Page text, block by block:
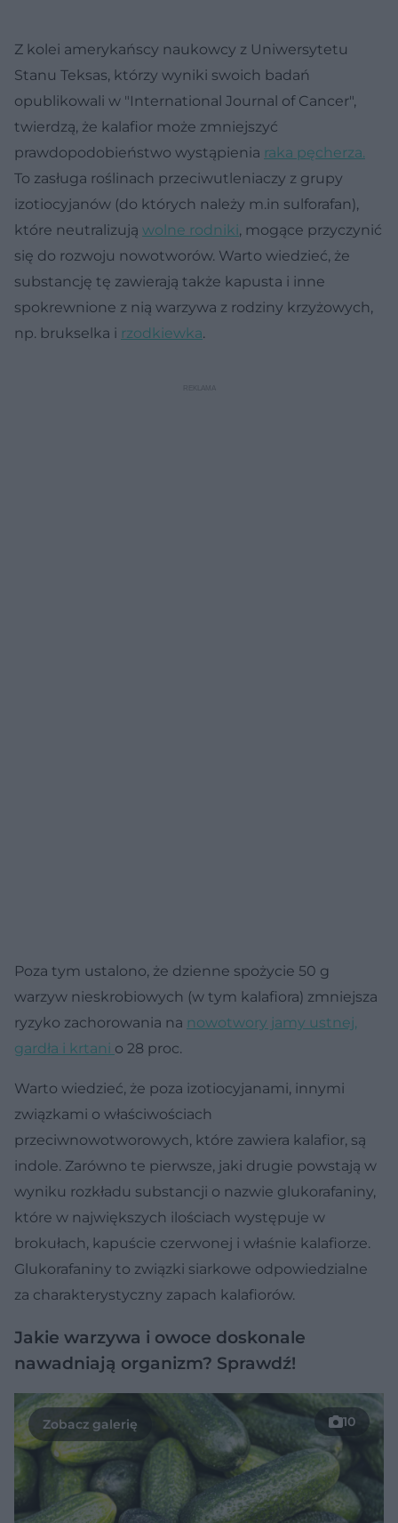
Z kolei amerykańscy naukowcy z Uniwersytetu
Stanu Teksas, którzy wyniki swoich badań
opublikowali w "International Journal of Cancer",
twierdzą, że kalafior może zmniejszyć
prawdopodobieństwo wystąpienia raka pęcherza.
To zasługa roślinach przeciwutleniaczy z grupy
izotiocyjanów (do których należy m.in sulforafan),
które neutralizują wolne rodniki, mogące przyczynić
się do rozwoju nowotworów. Warto wiedzieć, że
substancję tę zawierają także kapusta i inne
spokrewnione z nią warzywa z rodziny krzyżowych,
np. brukselka i rzodkiewka.
Poza tym ustalono, że dzienne spożycie 50 g
warzyw nieskrobiowych (w tym kalafiora) zmniejsza
ryzyko zachorowania na nowotwory jamy ustnej,
gardła i krtani o 28 proc.
Warto wiedzieć, że poza izotiocyjanami, innymi
związkami o właściwościach
przeciwnowotworowych, które zawiera kalafior, są
indole. Zarówno te pierwsze, jaki drugie powstają w
wyniku rozkładu substancji o nazwie glukorafaniny,
które w największych ilościach występuje w
brokułach, kapuście czerwonej i właśnie kalafiorze.
Glukorafaniny to związki siarkowe odpowiedzialne
za charakterystyczny zapach kalafiorów.
Jakie warzywa i owoce doskonale
nawadniają organizm? Sprawdź!
10